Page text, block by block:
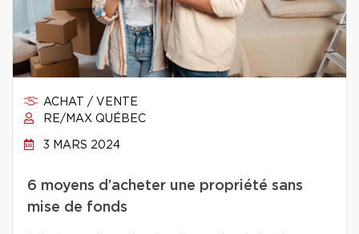
ACHAT / VENTE
RE/MAX QUÉBEC
3 MARS 2024
6 moyens d’acheter une propriété sans
mise de fonds